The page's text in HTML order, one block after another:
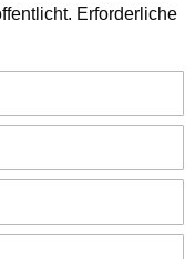
Erforderliche